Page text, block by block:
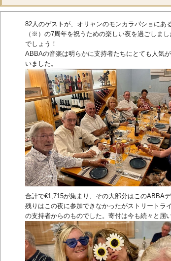
82人のゲストが、オリャンのモンカラパショにあ
（※）の7周年を祝うための楽しい夜を過ごしま
でしょう！
ABBAの音楽は明らかに支持者たちにとても人気
いました。
合計で€1,715が集まり、その大部分はこのABBA
残りはこの夜に参加できなかったがストリートラ
の支持者からのものでした。寄付は今も続々と届